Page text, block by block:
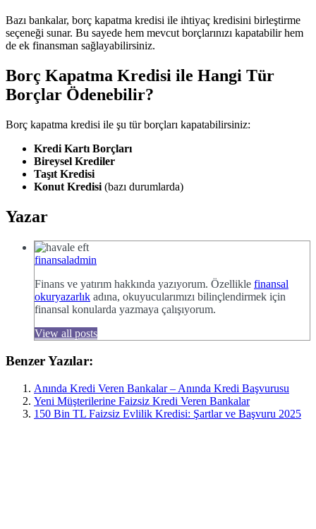
Bazı bankalar, borç kapatma kredisi ile ihtiyaç kredisini birleştirme
seçeneği sunar. Bu sayede hem mevcut borçlarınızı kapatabilir hem
de ek finansman sağlayabilirsiniz.
Borç Kapatma Kredisi ile Hangi Tür
Borçlar Ödenebilir?
Borç kapatma kredisi ile şu tür borçları kapatabilirsiniz:
Kredi Kartı Borçları
Bireysel Krediler
Taşıt Kredisi
Konut Kredisi (bazı durumlarda)
Yazar
finansaladmin
Finans ve yatırım hakkında yazıyorum. Özellikle finansal
okuryazarlık adına, okuyucularımızı bilinçlendirmek için
finansal konularda yazmaya çalışıyorum.
View all posts
Benzer Yazılar:
Anında Kredi Veren Bankalar – Anında Kredi Başvurusu
Yeni Müşterilerine Faizsiz Kredi Veren Bankalar
150 Bin TL Faizsiz Evlilik Kredisi: Şartlar ve Başvuru 2025